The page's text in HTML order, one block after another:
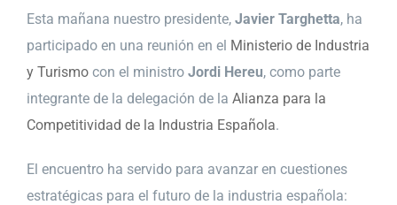
Esta mañana nuestro presidente, Javier Targhetta, ha
participado en una reunión en el Ministerio de Industria
y Turismo con el ministro Jordi Hereu, como parte
integrante de la delegación de la Alianza para la
Competitividad de la Industria Española.
El encuentro ha servido para avanzar en cuestiones
estratégicas para el futuro de la industria española: